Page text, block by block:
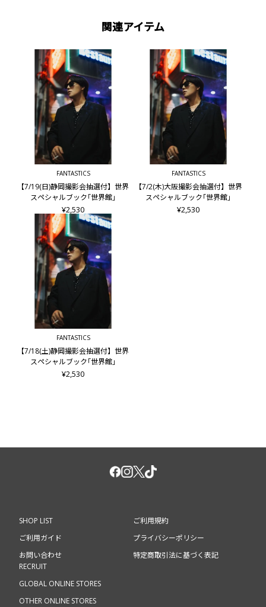
■同梱可能商品
・世界 スペシャルブック｢世界館｣
・【撮影会抽選付】世界 スペシャルブック｢世界館｣
■仕様
B5判／96頁予定
※仕様は予告なく変更になる場合があります。
■出版社
【FANTASTICS OFFICIAL FAN CLUB会員限定】
『FANTASTICS LIVE TOUR 2026 "SUNFLOWER"』連動企画
『FANTASTICS LIVE TOUR 2026 "SUNFLOWER"』終演後の
【GL-9 FANTASTICS BOOKS】発売記念「撮影会」へご招待！
【対象商品】
■【撮影会抽選付き】世界 スペシャルブック｢世界館｣
└撮影会対象メンバー：世界 (ご当選された方との2ショット)
■【撮影会抽選付き】佐藤大樹 2nd写真集『In Motion』
└撮影会対象メンバー：佐藤大樹 (ご当選された方との2ショ
ット)
■【撮影会抽選付き】木村慧人 ビジュアルブック『タイトル
未定』
└撮影会対象メンバー：木村慧人 (ご当選された方との2ショ
※抽選付き商品を1冊ご購入いただくと、ご購入いただいた書
籍メンバーとの「撮影会」にご応募となります。
■5月公演(愛知公演)：2026/5/7（木）18:00～5/13（水）23:59
■6月&7月公演(広島・大阪・静岡・東京(有明)公演)：
2026/5/7（木）18:00～5/31（日）23:59
■9月&10月公演(福岡・東京(代々木第一)・福井公演)：
※世界との撮影会については、愛知公演・広島公演・大阪公
演・静岡公演のみが対象となります。
関連アイテム
FANTASTICS
【7/19(日)静岡撮影会抽選付】世界
スペシャルブック｢世界館｣
¥2,530
FANTASTICS
【7/2(木)大阪撮影会抽選付】世界
スペシャルブック｢世界館｣
¥2,530
FANTASTICS
【7/18(土)静岡撮影会抽選付】世界
スペシャルブック｢世界館｣
¥2,530
SHOP LIST
ご利用ガイド
お問い合わせ
ご利用規約
プライバシーポリシー
特定商取引法に基づく表記
RECRUIT
GLOBAL ONLINE STORES
OTHER ONLINE STORES